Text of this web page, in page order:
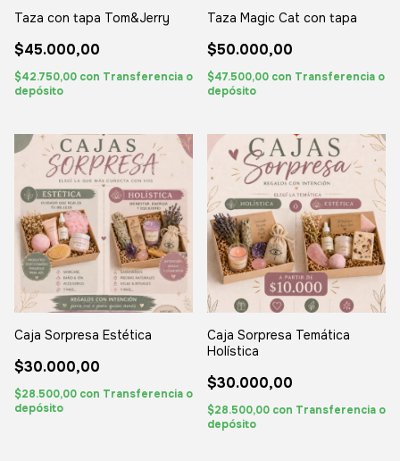
Taza con tapa Tom&Jerry
$45.000,00
$42.750,00 con Transferencia o
depósito
Taza Magic Cat con tapa
$50.000,00
$47.500,00 con Transferencia o
depósito
Caja Sorpresa Estética
$30.000,00
$28.500,00 con Transferencia o
depósito
Caja Sorpresa Temática
Holística
$30.000,00
$28.500,00 con Transferencia o
depósito